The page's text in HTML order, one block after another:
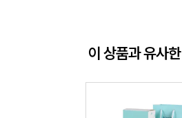
이 상품과 유사한